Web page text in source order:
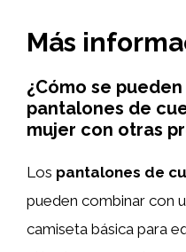
Más
¿Cómo se
pantalones de
mujer con otras
Los pantalones de
pueden combinar con
camiseta básica para